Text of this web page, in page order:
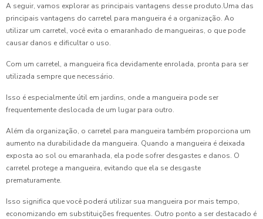
A seguir, vamos explorar as principais vantagens desse produto.Uma das
principais vantagens do carretel para mangueira é a organização. Ao
utilizar um carretel, você evita o emaranhado de mangueiras, o que pode
causar danos e dificultar o uso.
Com um carretel, a mangueira fica devidamente enrolada, pronta para ser
utilizada sempre que necessário.
Isso é especialmente útil em jardins, onde a mangueira pode ser
frequentemente deslocada de um lugar para outro.
Além da organização, o carretel para mangueira também proporciona um
aumento na durabilidade da mangueira. Quando a mangueira é deixada
exposta ao sol ou emaranhada, ela pode sofrer desgastes e danos. O
carretel protege a mangueira, evitando que ela se desgaste
prematuramente.
Isso significa que você poderá utilizar sua mangueira por mais tempo,
economizando em substituições frequentes. Outro ponto a ser destacado é